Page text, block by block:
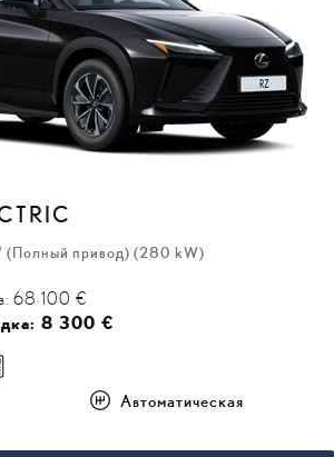
(Полный привод) (280 kW)
68 100 €
8 300 €
Автоматическая